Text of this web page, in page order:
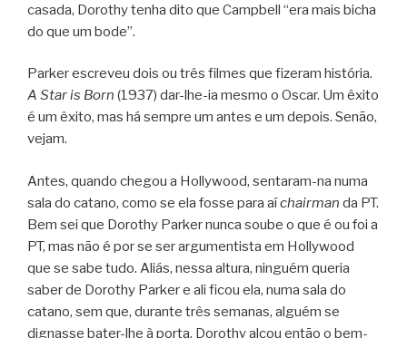
casada, Dorothy tenha dito que Campbell “era mais bicha
do que um bode”.
Parker escreveu dois ou três filmes que fizeram história.
A Star is Born (1937) dar-lhe-ia mesmo o Oscar. Um êxito
é um êxito, mas há sempre um antes e um depois. Senão,
vejam.
Antes, quando chegou a Hollywood, sentaram-na numa
sala do catano, como se ela fosse para aíchairman da PT.
Bem sei que Dorothy Parker nunca soube o que é ou foi a
PT, mas não é por se ser argumentista em Hollywood
que se sabe tudo. Aliás, nessa altura, ninguém queria
saber de Dorothy Parker e ali ficou ela, numa sala do
catano, sem que, durante três semanas, alguém se
dignasse bater-lhe à porta. Dorothy alçou então o bem-